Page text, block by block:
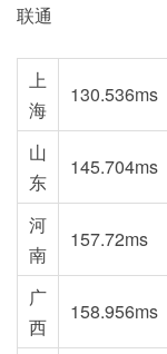
联通
上
海
130.536ms
山
东
145.704ms
河
南
157.72ms
广
西
158.956ms